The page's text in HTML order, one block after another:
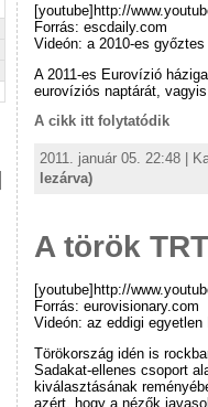
[youtube]http://
Forrás: escdaily.com
Videón: a 2010-es győztes
A 2011-es Eurovízió
eurovíziós naptárát,
A cikk itt folytatódik
2011. január 05. 22:48 |
lezárva)
A török
[youtube]http://
Forrás: eurovisionary.com
Videón: az eddigi egyetlen
Törökország idén is
Sadakat-ellenes csoport
kiválasztásának
azért, hogy a nézők